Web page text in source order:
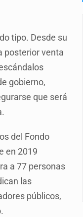
forzadas
tipo. Desde su
posterior venta
gobierno,
que será
del Fondo
en 2019
a 77 personas
las
públicos,